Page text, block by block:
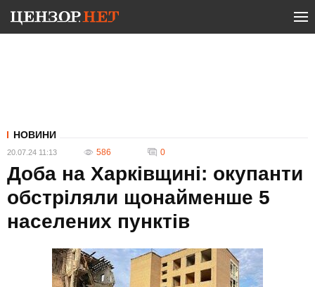
НОВИНИ
20.07.24 11:13 586 0
Доба на Харківщині: окупанти
обстріляли щонайменше 5
населених пунктів